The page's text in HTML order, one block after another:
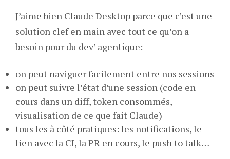
J’aime bien Claude Desktop parce que c’est une
solution clef en main avec tout ce qu’on a
besoin pour du dev’ agentique:
on peut naviguer facilement entre nos sessions
on peut suivre l’état d’une session (code en
cours dans un diff, token consommés,
visualisation de ce que fait Claude)
tous les à côté pratiques: les notifications, le
lien avec la CI, la PR en cours, le push to talk…